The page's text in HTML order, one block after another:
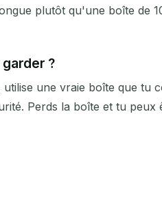
plutôt qu'une boîte de
?
une vraie boîte que tu
Perds la boîte et tu